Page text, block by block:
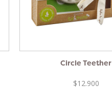
Circle Teether
$12.900